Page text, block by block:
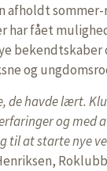
afholdt
har fået
og
de havde lært.
og med
til at starte nye